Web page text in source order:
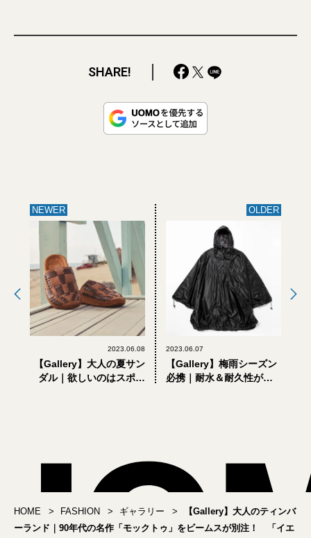
SHARE!
NEWER
2023.06.08
【Gallery】大人の夏サン
ダル｜欲しいのはスポサ
OLDER
2023.06.07
【Gallery】梅雨シーズン
必携｜耐水＆耐久性が抜
HOME FASHION ギャラリー
【Gallery】大人のティンバ
ーランド｜90年代の名作「モックトゥ」をビームスが別注！ 「イエ